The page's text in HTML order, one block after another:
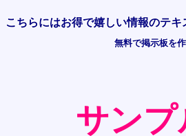
こちらにはお得で嬉しい情報のテキ
無料で掲示板を
サンプ